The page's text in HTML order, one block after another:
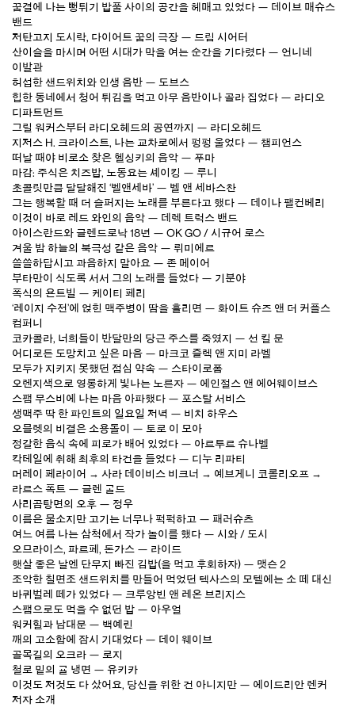
꿈결에 나는 뻥튀기 밥풀 사이의 공간을 헤매고 있었다 — 데이브 매슈스
밴드
저탄고지 도시락, 다이어트 꿈의 극장 — 드림 시어터
산이슬을 마시며 어떤 시대가 막을 여는 순간을 기다렸다 — 언니네
이발관
허섭한 샌드위치와 인생 음반 — 도브스
힙한 동네에서 청어 튀김을 먹고 아무 음반이나 골라 집었다 — 라디오
디파트먼트
그릴 워커스부터 라디오헤드의 공연까지 — 라디오헤드
지저스 H. 크라이스트, 나는 교차로에서 펑펑 울었다 — 챔피언스
떠날 때야 비로소 찾은 헬싱키의 음악 — 푸마
마감: 주식은 치즈밥, 노동요는 셰이킹 — 루니
초콜릿만큼 달달해진 ‘벨앤세바’ — 벨 앤 세바스찬
그는 행복할 때 더 슬퍼지는 노래를 부른다고 했다 — 데이나 팰컨베리
이것이 바로 레드 와인의 음악 — 데렉 트럭스 밴드
아이스란드와 글렌드로낙 18년 — OK GO / 시규어 로스
겨울 밤 하늘의 북극성 같은 음악 — 뤼미에르
쓸쓸하답시고 과음하지 말아요 — 존 메이어
부타만이 식도록 서서 그의 노래를 들었다 — 기분야
폭식의 욘트빌 — 케이티 페리
‘레이지 수전’에 얹힌 맥주병이 땀을 흘리면 — 화이트 슈즈 앤 더 커플스
컴퍼니
코카콜라, 너희들이 반달만의 당근 주스를 죽였지 — 선 킬 문
어디로든 도망치고 싶은 마음 — 마크코 즐렉 앤 지미 라벨
모두가 지키지 못했던 점심 약속 — 스타이로폼
오렌지색으로 영롱하게 빛나는 노른자 — 에인절스 앤 에어웨이브스
스팸 무스비에 나는 마음 아파했다 — 포스탈 서비스
생맥주 딱 한 파인트의 일요일 저녁 — 비치 하우스
오믈렛의 비결은 소용돌이 — 토로 이 모아
정갈한 음식 속에 피로가 배어 있었다 — 아르투르 슈나벨
칵테일에 취해 최후의 타건을 들었다 — 디누 리파티
머레이 페라이어 → 사라 데이비스 비크너 → 예브게니 코롤리오프 →
라르스 폭트 — 글렌 굴드
사리곰탕면의 오후 — 정우
이름은 물소지만 고기는 너무나 퍽퍽하고 — 패러슈츠
여느 여름 나는 삼척에서 작가 놀이를 했다 — 시와 / 도시
오므라이스, 파르페, 돈가스 — 라이드
햇살 좋은 날엔 단무지 빠진 김밥(을 먹고 후회하자) — 맷슨 2
조악한 칠면조 샌드위치를 만들어 먹었던 텍사스의 모텔에는 소 떼 대신
바퀴벌레 떼가 있었다 — 크루앙빈 앤 레온 브리지스
스팸으로도 먹을 수 없던 밥 — 아우얼
워커힐과 남대문 — 백예린
깨의 고소함에 잠시 기대었다 — 데이 웨이브
골목길의 오크라 — 로지
철로 밑의 귤 냉면 — 유키카
이것도 저것도 다 샀어요, 당신을 위한 건 아니지만 — 에이드리안 렌커
저자 소개